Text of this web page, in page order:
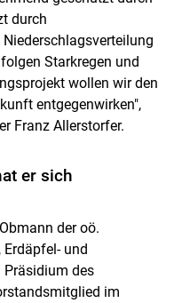
durch
Starkregen und
wollen wir den
entgegenwirken",
Franz Allerstorfer.
er sich
der oö.
Erdäpfel- und
Präsidium des
im